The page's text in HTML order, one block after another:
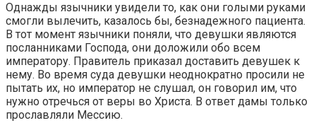
Однажды язычники увидели то, как они голыми руками
смогли вылечить, казалось бы, безнадежного пациента.
В тот момент язычники поняли, что девушки являются
посланниками Господа, они доложили обо всем
императору. Правитель приказал доставить девушек к
нему. Во время суда девушки неоднократно просили не
пытать их, но император не слушал, он говорил им, что
нужно отречься от веры во Христа. В ответ дамы только
прославляли Мессию.